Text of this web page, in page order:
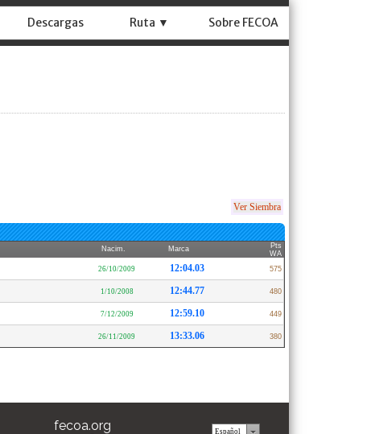
Descargas Ruta ▼ Sobre FECOA
Ver Siembra
Nacim. Marca
Pts
WA
26/10/2009 12:04.03 575
1/10/2008 12:44.77 480
7/12/2009 12:59.10 449
26/11/2009 13:33.06 380
fecoa.org